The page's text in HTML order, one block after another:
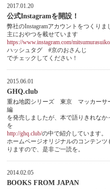
2017.01.20
公式Instagramを開設！
弊社のInstagramアカウントをつくりま
主におやつを載せています
https://www.instagram.com/
ハッシュタグ #京のおさんじ
でチェックしてください！
2015.06.01
GHQ.club
重ね地図シリーズ 東京 マッカーサ
編
を発売しましたが、本で語りきれなか
を
http://ghq.club/の中で紹介しています。
ホームページオリジナルのコンテンツ
りますので、是非ご一読を。
2014.02.05
BOOKS FROM JAPAN